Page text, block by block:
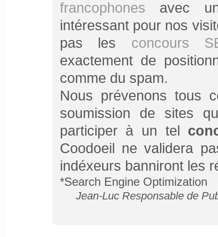
francophones avec
intéressant pour nos
pas les concours
exactement de
comme du spam.
Nous prévenons tous
soumission de sites
participer à un tel
Coodoeil ne validera
indéxeurs banniront les
*Search Engine Optimization
Jean-Luc Responsable de